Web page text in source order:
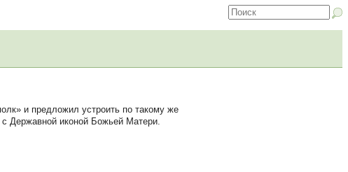
и предложил устроить по такому же
Державной иконой Божьей Матери.